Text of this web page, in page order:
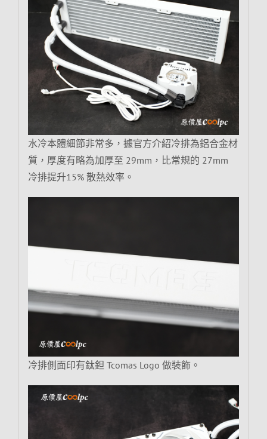
水冷本體細節非常多，據官方介紹冷排為鋁合金材
質，厚度有略為加厚至 29mm，比常規的 27mm
冷排提升15% 散熱效率。
冷排側面印有鈦鉭 Tcomas Logo 做裝飾。